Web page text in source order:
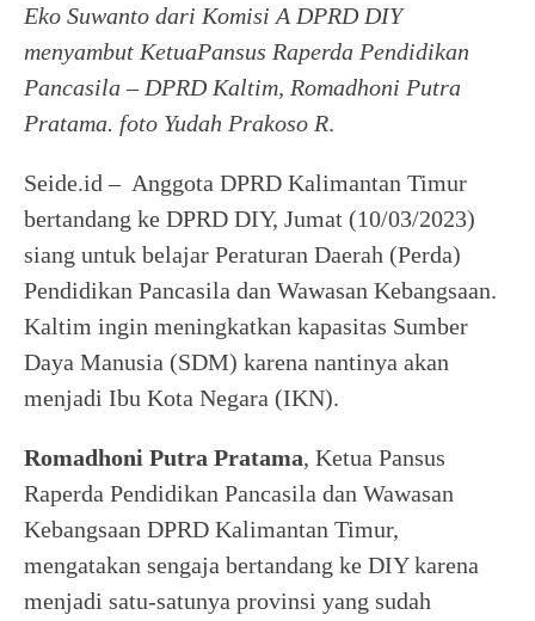
Eko Suwanto dari Komisi A DPRD DIY
menyambut KetuaPansus Raperda Pendidikan
Pancasila – DPRD Kaltim, Romadhoni Putra
Pratama. foto Yudah Prakoso R.
Seide.id – Anggota DPRD Kalimantan Timur
bertandang ke DPRD DIY, Jumat (10/03/2023)
siang untuk belajar Peraturan Daerah (Perda)
Pendidikan Pancasila dan Wawasan Kebangsaan.
Kaltim ingin meningkatkan kapasitas Sumber
Daya Manusia (SDM) karena nantinya akan
menjadi Ibu Kota Negara (IKN).
Romadhoni Putra Pratama, Ketua Pansus
Raperda Pendidikan Pancasila dan Wawasan
Kebangsaan DPRD Kalimantan Timur,
mengatakan sengaja bertandang ke DIY karena
menjadi satu-satunya provinsi yang sudah